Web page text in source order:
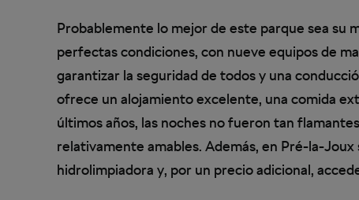
Probablemente lo mejor de este parque sea su
perfectas condiciones, con nueve equipos de
garantizar la seguridad de todos y una
ofrece un alojamiento excelente, una comida
últimos años, las noches no fueron tan
relativamente amables. Además, en Pré-la-
hidrolimpiadora y, por un precio adicional,